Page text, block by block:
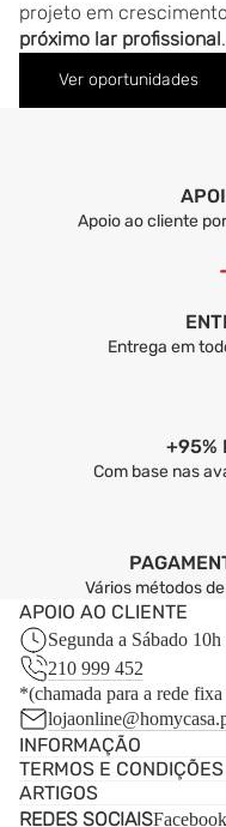
projeto em
próximo lar profissional.
Ver oportunidades
Apoio ao cliente
Entrega em
+95%
Com base nas
Vários métodos
APOIO AO CLIENTE
Segunda a Sábado 10h
210 999 452
*(chamada para a rede
INFORMAÇÃO
TERMOS E CONDIÇÕES
ARTIGOS
REDES SOCIAISFacebook